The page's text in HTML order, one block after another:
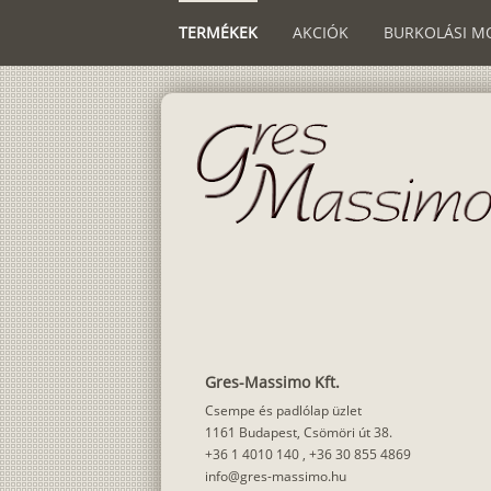
TERMÉKEK AKCIÓK BURKOLÁSI
Gres-Massimo Kft.
Csempe és padlólap üzlet
1161 Budapest, Csömöri út 38.
+36 1 4010 140 , +36 30 855 4869
info@gres-massimo.hu